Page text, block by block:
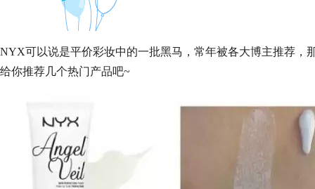
NYX可以说是平价彩妆中的一批黑马，常年被各大博主推荐，
给你推荐几个热门产品吧~